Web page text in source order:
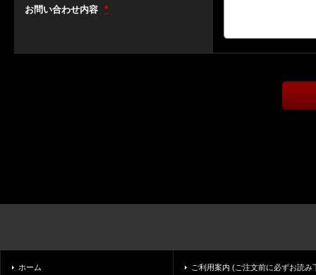
お問い合わせ内容 *
ホーム
ご利用案内 (ご注文前に必ずお読み